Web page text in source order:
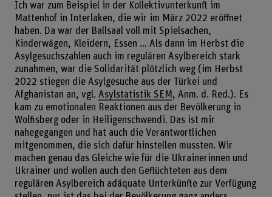
Ich war zum Beispiel in der Kollektivunterkunft im
Mattenhof in Interlaken, die wir im März 2022 eröffnet
haben. Da war der Ballsaal voll mit Spielsachen,
Kinderwägen, Kleidern, Essen … Als dann im Herbst die
Asylgesuchszahlen auch im regulären Asylbereich stark
zunahmen, war die Solidarität plötzlich weg (im Herbst
2022 stiegen die Asylgesuche aus der Türkei und
Afghanistan an, vgl. Asylstatistik SEM , Anm. d. Red.). Es
kam zu emotionalen Reaktionen aus der Bevölkerung in
Wolfisberg oder in Heiligenschwendi. Das ist mir
nahegegangen und hat auch die Verantwortlichen
mitgenommen, die sich dafür hinstellen mussten. Wir
machen genau das Gleiche wie für die Ukrainerinnen und
Ukrainer und wollen auch den Geflüchteten aus dem
regulären Asylbereich adäquate Unterkünfte zur Verfügung